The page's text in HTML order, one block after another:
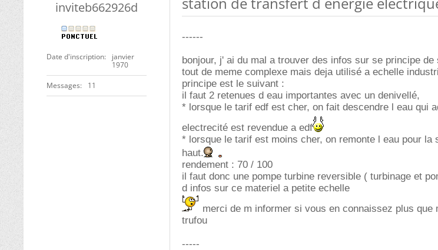
inviteb662926d
Date d'inscription
janvier
1970
Messages 11
------
bonjour, j' ai du mal a trouver des infos sur se principe
tout de meme complexe mais deja utilisé a echelle
principe est le suivant :
il faut 2 retenues d eau importantes avec un denivellé,
* lorsque le tarif edf est cher, on fait descendre l eau qui
electrecité est revendue a edf
* lorsque le tarif est moins cher, on remonte l eau pour la
haut.
rendement : 70 / 100
il faut donc une pompe turbine reversible ( turbinage et
d infos sur ce materiel a petite echelle
merci de m informer si vous en connaissez plus que
trufou
-----